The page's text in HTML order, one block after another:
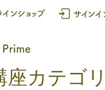
カテゴ